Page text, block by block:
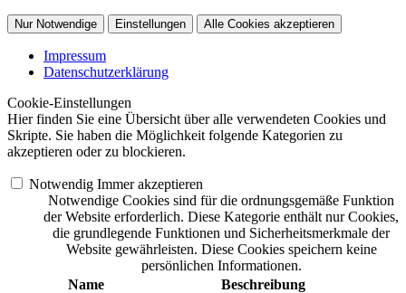
Nur Notwendige Einstellungen Alle Cookies akzeptieren
Impressum
Datenschutzerklärung
Cookie-Einstellungen
Hier finden Sie eine Übersicht über alle verwendeten Cookies und
Skripte. Sie haben die Möglichkeit folgende Kategorien zu
akzeptieren oder zu blockieren.
Notwendig Immer akzeptieren
Notwendige Cookies sind für die ordnungsgemäße Funktion
der Website erforderlich. Diese Kategorie enthält nur Cookies,
die grundlegende Funktionen und Sicherheitsmerkmale der
Website gewährleisten. Diese Cookies speichern keine
persönlichen Informationen.
Name
Beschreibung